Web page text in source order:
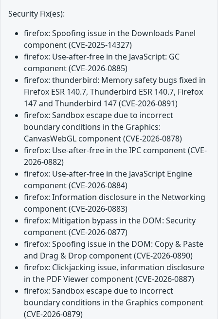
Security Fix(es):
firefox: Spoofing issue in the Downloads Panel
component (CVE-2025-14327)
firefox: Use-after-free in the JavaScript: GC
component (CVE-2026-0885)
firefox: thunderbird: Memory safety bugs fixed in
Firefox ESR 140.7, Thunderbird ESR 140.7, Firefox
147 and Thunderbird 147 (CVE-2026-0891)
firefox: Sandbox escape due to incorrect
boundary conditions in the Graphics:
CanvasWebGL component (CVE-2026-0878)
firefox: Use-after-free in the IPC component (CVE-
2026-0882)
firefox: Use-after-free in the JavaScript Engine
component (CVE-2026-0884)
firefox: Information disclosure in the Networking
component (CVE-2026-0883)
firefox: Mitigation bypass in the DOM: Security
component (CVE-2026-0877)
firefox: Spoofing issue in the DOM: Copy & Paste
and Drag & Drop component (CVE-2026-0890)
firefox: Clickjacking issue, information disclosure
in the PDF Viewer component (CVE-2026-0887)
firefox: Sandbox escape due to incorrect
boundary conditions in the Graphics component
(CVE-2026-0879)